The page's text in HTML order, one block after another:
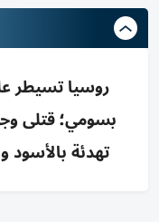
روسيا تسيطر
بسومي؛ قتلى
تهدئة